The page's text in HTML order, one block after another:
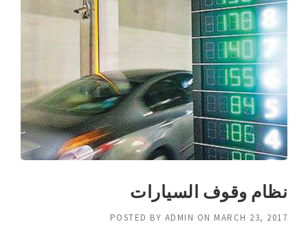
نظام وقوف السيارات
POSTED BY ADMIN ON MARCH 23, 2017